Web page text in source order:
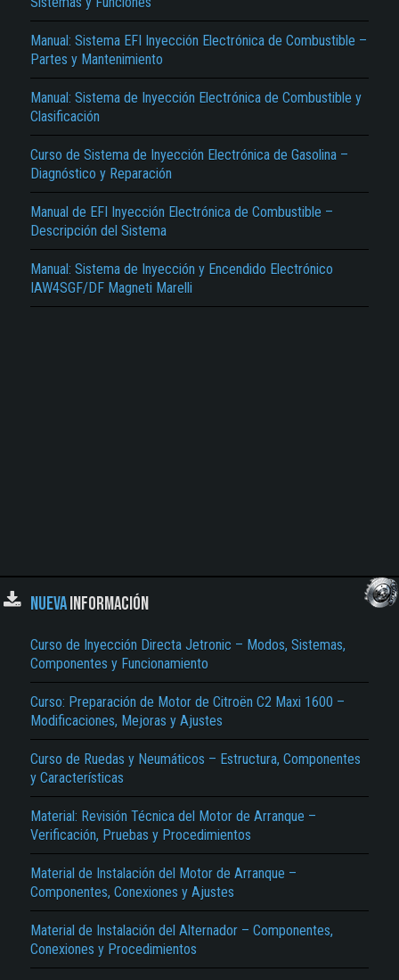
Manual: Sistema EFI Inyección Electrónica de Combustible –
Partes y Mantenimiento
Manual: Sistema de Inyección Electrónica de Combustible y
Clasificación
Curso de Sistema de Inyección Electrónica de Gasolina –
Diagnóstico y Reparación
Manual de EFI Inyección Electrónica de Combustible –
Descripción del Sistema
Manual: Sistema de Inyección y Encendido Electrónico
IAW4SGF/DF Magneti Marelli
NUEVAINFORMACIÓN
Curso de Inyección Directa Jetronic – Modos, Sistemas,
Componentes y Funcionamiento
Curso: Preparación de Motor de Citroën C2 Maxi 1600 –
Modificaciones, Mejoras y Ajustes
Curso de Ruedas y Neumáticos – Estructura, Componentes
y Características
Material: Revisión Técnica del Motor de Arranque –
Verificación, Pruebas y Procedimientos
Material de Instalación del Motor de Arranque –
Componentes, Conexiones y Ajustes
Material de Instalación del Alternador – Componentes,
Conexiones y Procedimientos
El Título es incorrecto según el contenido.
Texto o Imagen de portada son erróneos.
No carga o no se visualiza el contenido.
Reportar otro tipo de error...